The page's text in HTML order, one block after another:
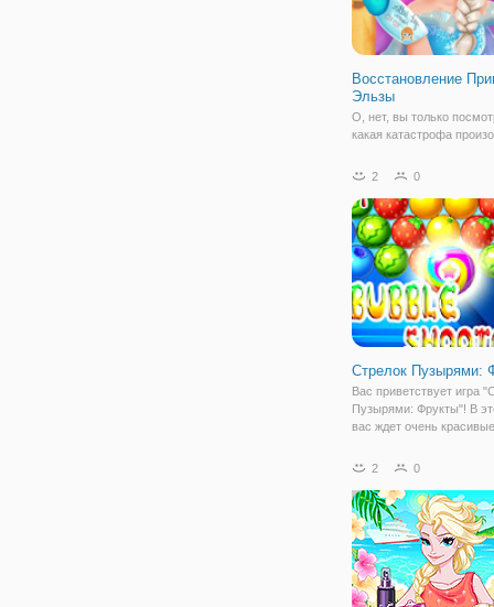
Восстановление
Эльзы
О, нет, вы только
какая катастрофа
же ледяная королева,
случайно
и упала. В результате у
2 0
Стрелок Пузырями:
Вас приветствует игра
Пузырями: Фрукты"! В
вас ждет очень
будет освободить.
заметила, что ее
фрукты и
2 0